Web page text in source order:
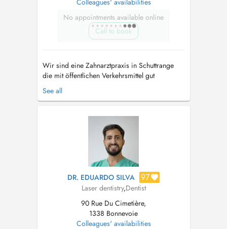
Colleagues' availabilities
No appointments available online
Call to book
Wir sind eine Zahnarztpraxis in Schuttrange
die mit öffentlichen Verkehrsmittel gut
erreichbar ist und über Parkplätze verfügt. Wir
haben einen behindertengerechten Aufzug.
Relaxationstherapie für Angstpatienten. Notre
cabinet dentaire est situé à Shu...
See all
DR. EDUARDO SILVA 97
Laser dentistry,Dentist
90 Rue Du Cimetière,
1338 Bonnevoie
Colleagues' availabilities